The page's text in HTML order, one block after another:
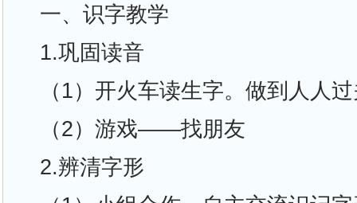
一、识字教学
1.巩固读音
（1）开火车读生字。做到人人
（2）游戏——找朋友
2.辨清字形